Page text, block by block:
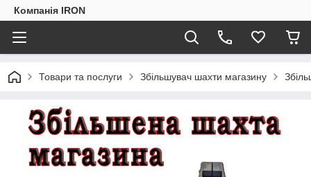
Компанія IRON
Товари та послуги Збільшувач шахти магазину